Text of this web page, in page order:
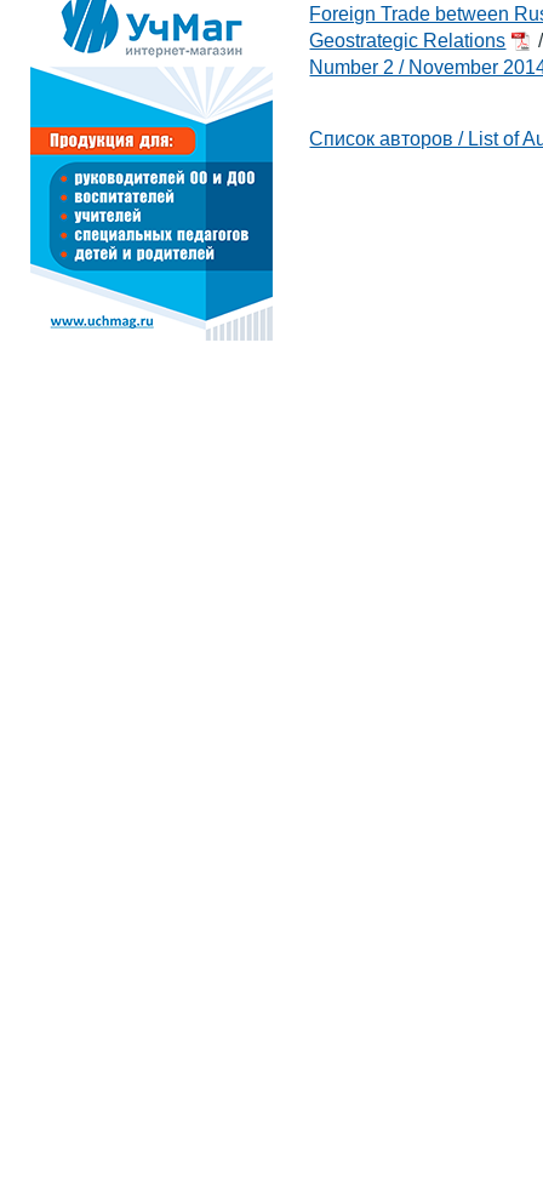
Foreign Trade between
Geostrategic Relations
Number 2 / November
Список авторов / List of